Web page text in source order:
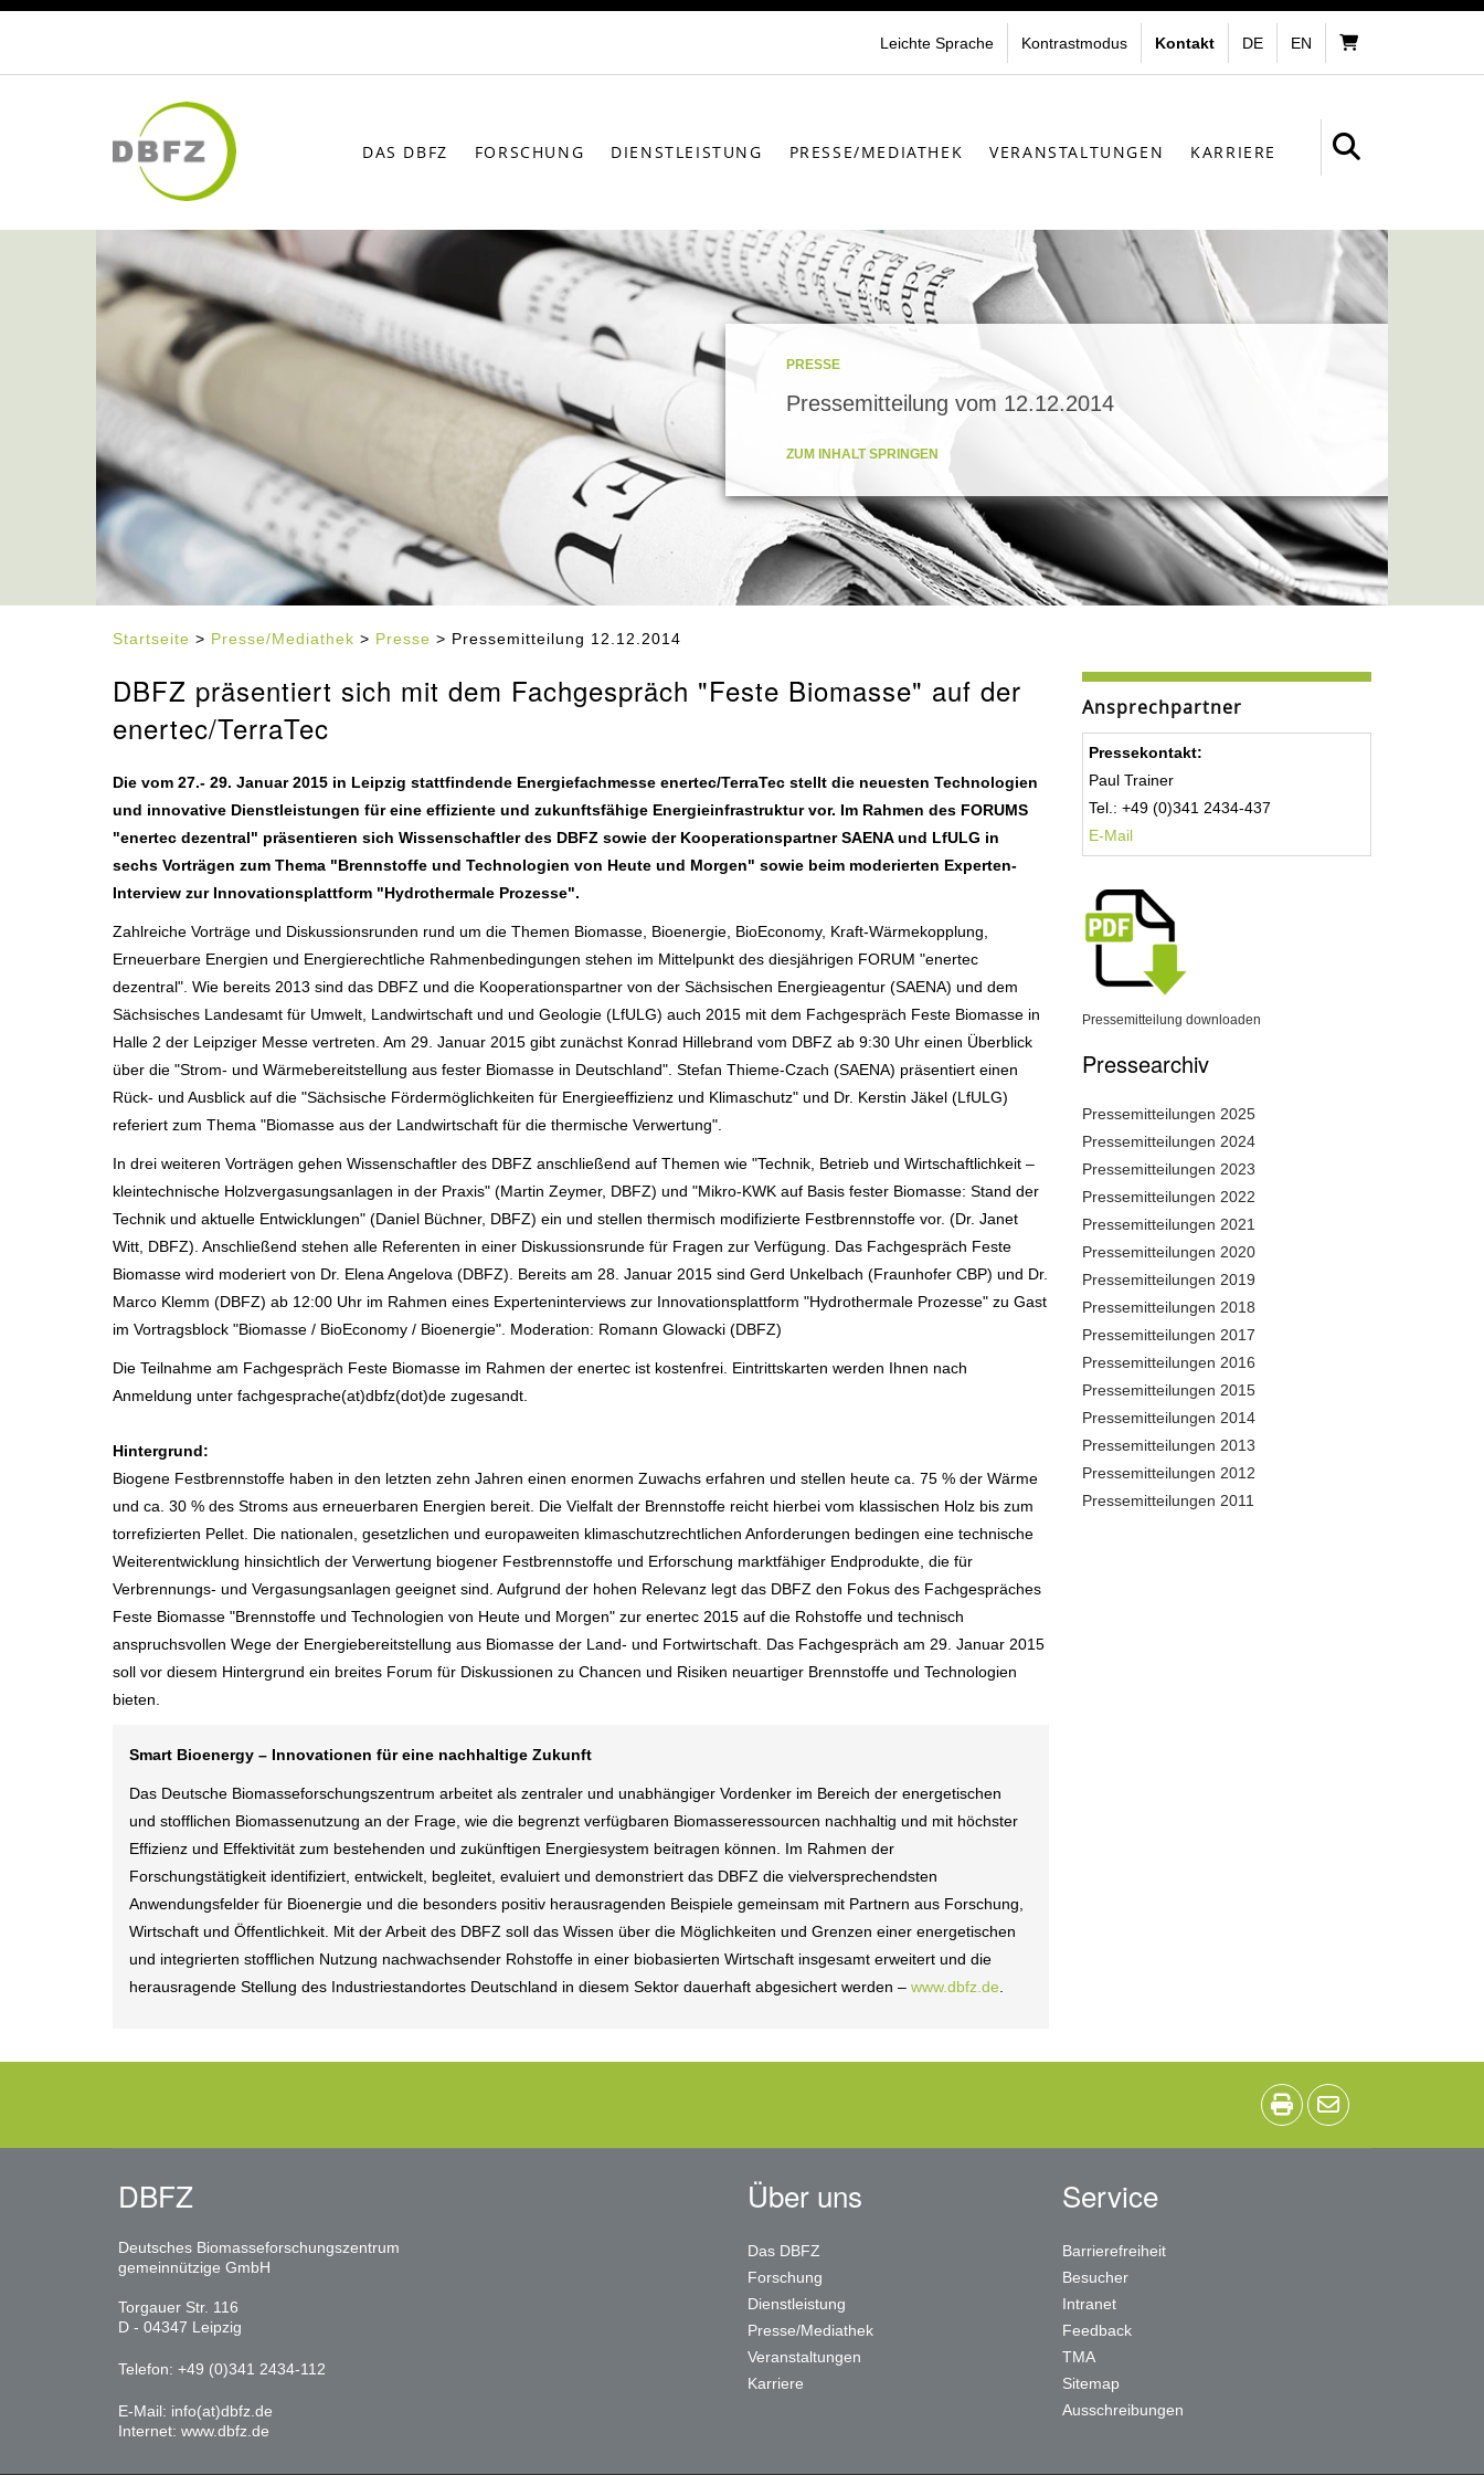
Leichte Sprache Kontrastmodus Kontakt DE EN
DAS DBFZ FORSCHUNG DIENSTLEISTUNG PRESSE/MEDIATHEK VERANSTALTUNGEN KARRIERE
PRESSE
Pressemitteilung vom 12.12.2014
ZUM INHALT SPRINGEN
Startseite > Presse/Mediathek > Presse > Pressemitteilung 12.12.2014
DBFZ präsentiert sich mit dem Fachgespräch "Feste Biomasse" auf der
enertec/TerraTec
Die vom 27.- 29. Januar 2015 in Leipzig stattfindende Energiefachmesse enertec/TerraTec stellt die neuesten Technologien
und innovative Dienstleistungen für eine effiziente und zukunftsfähige Energieinfrastruktur vor. Im Rahmen des FORUMS
"enertec dezentral" präsentieren sich Wissenschaftler des DBFZ sowie der Kooperationspartner SAENA und LfULG in
sechs Vorträgen zum Thema "Brennstoffe und Technologien von Heute und Morgen" sowie beim moderierten Experten-
Interview zur Innovationsplattform "Hydrothermale Prozesse".
Zahlreiche Vorträge und Diskussionsrunden rund um die Themen Biomasse, Bioenergie, BioEconomy, Kraft-Wärmekopplung,
Erneuerbare Energien und Energierechtliche Rahmenbedingungen stehen im Mittelpunkt des diesjährigen FORUM "enertec
dezentral". Wie bereits 2013 sind das DBFZ und die Kooperationspartner von der Sächsischen Energieagentur (SAENA) und dem
Sächsisches Landesamt für Umwelt, Landwirtschaft und und Geologie (LfULG) auch 2015 mit dem Fachgespräch Feste Biomasse in
Halle 2 der Leipziger Messe vertreten. Am 29. Januar 2015 gibt zunächst Konrad Hillebrand vom DBFZ ab 9:30 Uhr einen Überblick
über die "Strom- und Wärmebereitstellung aus fester Biomasse in Deutschland". Stefan Thieme-Czach (SAENA) präsentiert einen
Rück- und Ausblick auf die "Sächsische Fördermöglichkeiten für Energieeffizienz und Klimaschutz" und Dr. Kerstin Jäkel (LfULG)
referiert zum Thema "Biomasse aus der Landwirtschaft für die thermische Verwertung".
In drei weiteren Vorträgen gehen Wissenschaftler des DBFZ anschließend auf Themen wie "Technik, Betrieb und Wirtschaftlichkeit –
kleintechnische Holzvergasungsanlagen in der Praxis" (Martin Zeymer, DBFZ) und "Mikro-KWK auf Basis fester Biomasse: Stand der
Technik und aktuelle Entwicklungen" (Daniel Büchner, DBFZ) ein und stellen thermisch modifizierte Festbrennstoffe vor. (Dr. Janet
Witt, DBFZ). Anschließend stehen alle Referenten in einer Diskussionsrunde für Fragen zur Verfügung. Das Fachgespräch Feste
Biomasse wird moderiert von Dr. Elena Angelova (DBFZ). Bereits am 28. Januar 2015 sind Gerd Unkelbach (Fraunhofer CBP) und Dr.
Marco Klemm (DBFZ) ab 12:00 Uhr im Rahmen eines Experteninterviews zur Innovationsplattform "Hydrothermale Prozesse" zu Gast
im Vortragsblock "Biomasse / BioEconomy / Bioenergie". Moderation: Romann Glowacki (DBFZ)
Die Teilnahme am Fachgespräch Feste Biomasse im Rahmen der enertec ist kostenfrei. Eintrittskarten werden Ihnen nach
Anmeldung unter fachgesprache(at)dbfz(dot)de zugesandt.
Hintergrund:
Biogene Festbrennstoffe haben in den letzten zehn Jahren einen enormen Zuwachs erfahren und stellen heute ca. 75 % der Wärme
und ca. 30 % des Stroms aus erneuerbaren Energien bereit. Die Vielfalt der Brennstoffe reicht hierbei vom klassischen Holz bis zum
torrefizierten Pellet. Die nationalen, gesetzlichen und europaweiten klimaschutzrechtlichen Anforderungen bedingen eine technische
Weiterentwicklung hinsichtlich der Verwertung biogener Festbrennstoffe und Erforschung marktfähiger Endprodukte, die für
Verbrennungs- und Vergasungsanlagen geeignet sind. Aufgrund der hohen Relevanz legt das DBFZ den Fokus des Fachgespräches
Feste Biomasse "Brennstoffe und Technologien von Heute und Morgen" zur enertec 2015 auf die Rohstoffe und technisch
anspruchsvollen Wege der Energiebereitstellung aus Biomasse der Land- und Fortwirtschaft. Das Fachgespräch am 29. Januar 2015
soll vor diesem Hintergrund ein breites Forum für Diskussionen zu Chancen und Risiken neuartiger Brennstoffe und Technologien
bieten.
Smart Bioenergy – Innovationen für eine nachhaltige Zukunft
Das Deutsche Biomasseforschungszentrum arbeitet als zentraler und unabhängiger Vordenker im Bereich der energetischen
und stofflichen Biomassenutzung an der Frage, wie die begrenzt verfügbaren Biomasseressourcen nachhaltig und mit höchster
Effizienz und Effektivität zum bestehenden und zukünftigen Energiesystem beitragen können. Im Rahmen der
Forschungstätigkeit identifiziert, entwickelt, begleitet, evaluiert und demonstriert das DBFZ die vielversprechendsten
Anwendungsfelder für Bioenergie und die besonders positiv herausragenden Beispiele gemeinsam mit Partnern aus Forschung,
Wirtschaft und Öffentlichkeit. Mit der Arbeit des DBFZ soll das Wissen über die Möglichkeiten und Grenzen einer energetischen
und integrierten stofflichen Nutzung nachwachsender Rohstoffe in einer biobasierten Wirtschaft insgesamt erweitert und die
herausragende Stellung des Industriestandortes Deutschland in diesem Sektor dauerhaft abgesichert werden – www.dbfz.de
Ansprechpartner
Pressekontakt:
Paul Trainer
Tel.: +49 (0)341 2434-437
E-Mail
Pressemitteilung downloaden
Pressearchiv
Pressemitteilungen 2025
Pressemitteilungen 2024
Pressemitteilungen 2023
Pressemitteilungen 2022
Pressemitteilungen 2021
Pressemitteilungen 2020
Pressemitteilungen 2019
Pressemitteilungen 2018
Pressemitteilungen 2017
Pressemitteilungen 2016
Pressemitteilungen 2015
Pressemitteilungen 2014
Pressemitteilungen 2013
Pressemitteilungen 2012
Pressemitteilungen 2011
DBFZ
Deutsches Biomasseforschungszentrum
gemeinnützige GmbH
Torgauer Str. 116
D - 04347 Leipzig
Telefon: +49 (0)341 2434-112
E-Mail: info(at)dbfz.de
Internet: www.dbfz.de
Über uns
Das DBFZ
Forschung
Dienstleistung
Presse/Mediathek
Veranstaltungen
Karriere
Service
Barrierefreiheit
Besucher
Intranet
Feedback
TMA
Sitemap
Ausschreibungen